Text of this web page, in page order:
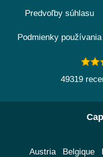
Predvoľby súhlasu
Podmienky používania
49319
Austria Belgique